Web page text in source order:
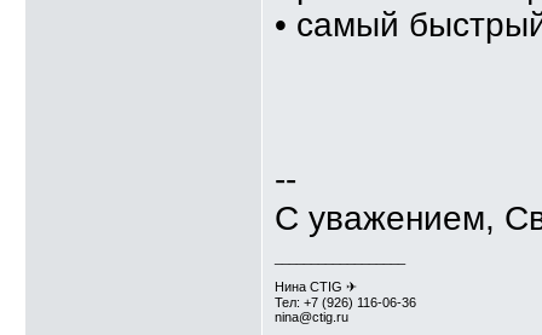
• самый
--
С уважением,
Нина CTIG ✈
Тел: +7 (926) 116-06-36
nina@ctig.ru